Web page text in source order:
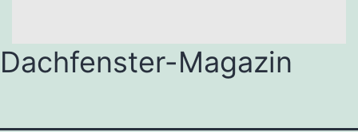
Dachfenster-Magazin